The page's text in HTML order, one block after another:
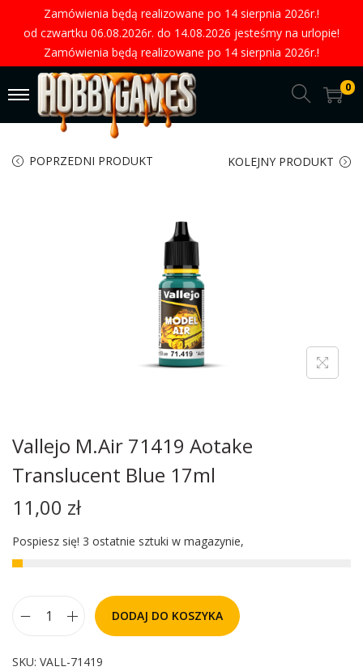
Zamówienia będą realizowane po 14 sierpnia 2026r.!
od czwartku 06.08.2026r. do 14.08.2026 jesteśmy na urlopie!
Zamówienia będą realizowane po 14 sierpnia 2026r.!
0
POPRZEDNI PRODUKT KOLEJNY PRODUKT
Vallejo M.Air 71419 Aotake
Translucent Blue 17ml
11,00 zł
Pospiesz się! 3 ostatnie sztuki w magazynie,
DODAJ DO KOSZYKA
SKU: VALL-71419